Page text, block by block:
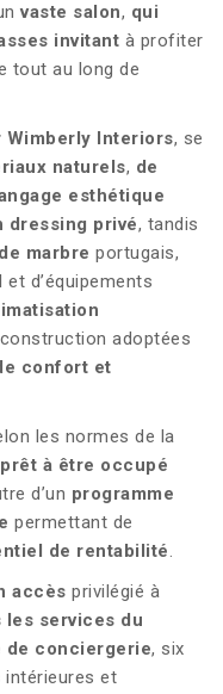
vaste salon, qui
invitant à profiter
tout au long de
Wimberly Interiors, se
naturels, de
esthétique
dressing privé, tandis
marbre portugais,
et d’équipements
adoptées
confort et
les normes de la
prêt à être occupé
d’un programme
permettant de
de rentabilité.
accès privilégié à
services du
de conciergerie, six
intérieures et